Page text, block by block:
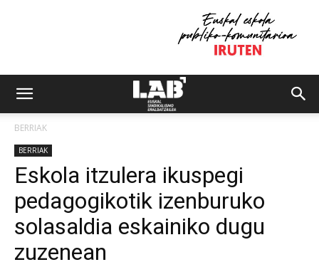
BERRIAK
BERRIAK
Eskola itzulera ikuspegi
pedagogikotik izenburuko
solasaldia eskainiko dugu
zuzenean